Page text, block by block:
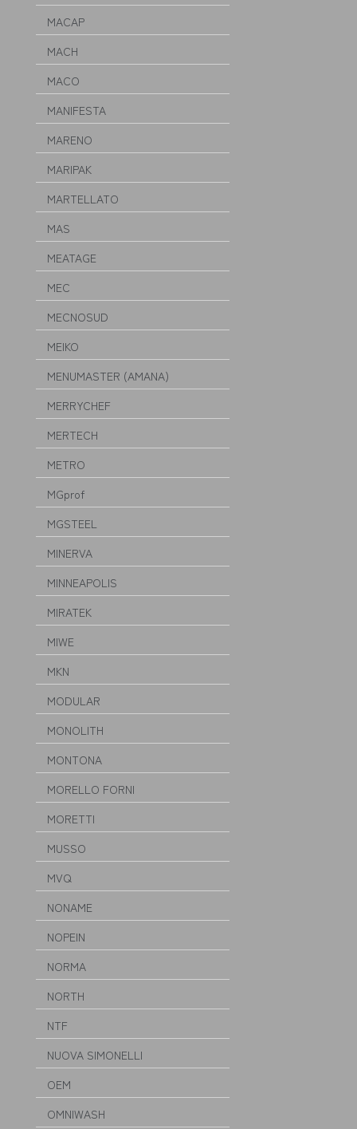
MACAP
MACH
MACO
MANIFESTA
MARENO
MARIPAK
MARTELLATO
MAS
MEATAGE
MEC
MECNOSUD
MEIKO
MENUMASTER (AMANA)
MERRYCHEF
MERTECH
METRO
MGprof
MGSTEEL
MINERVA
MINNEAPOLIS
MIRATEK
MIWE
MKN
MODULAR
MONOLITH
MONTONA
MORELLO FORNI
MORETTI
MUSSO
MVQ
NONAME
NOPEIN
NORMA
NORTH
NTF
NUOVA SIMONELLI
OEM
OMNIWASH